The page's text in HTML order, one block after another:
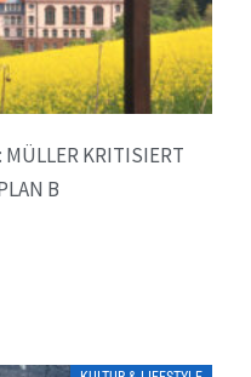
KRITISIERT
B